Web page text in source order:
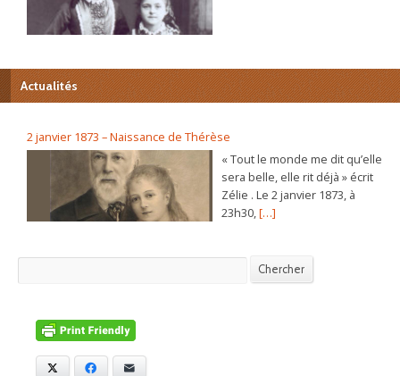
béatification va s’ouvrir
bientôt. C’est alors que la
demande d’écrire sa propre
autobiographie. Dans ce récit
plein de vie et d’humour elle
raconte, de sa naissance à sa
vie au Carmel, les chemins
déroutants par lesquels
L’autobiographie inédite de
Céline apporte un regard
Actualités
2 janvier 1873 – Naissance de Thérèse
« Tout le monde me dit qu’elle
sera belle, elle rit déjà » écrit
Zélie . Le 2 janvier 1873, à
23h30,[…]
Chercher
Facebook